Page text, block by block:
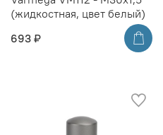
(жидкостная, цвет белый)
693 ₽